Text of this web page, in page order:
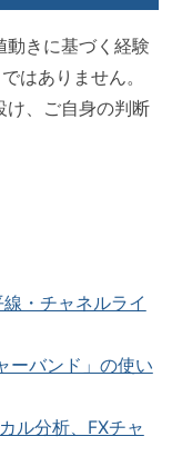
動きに基づく経験
はありません。
け、ご自身の判断
・チャネルライ
ーバンド」の使い
ル分析、FXチャ